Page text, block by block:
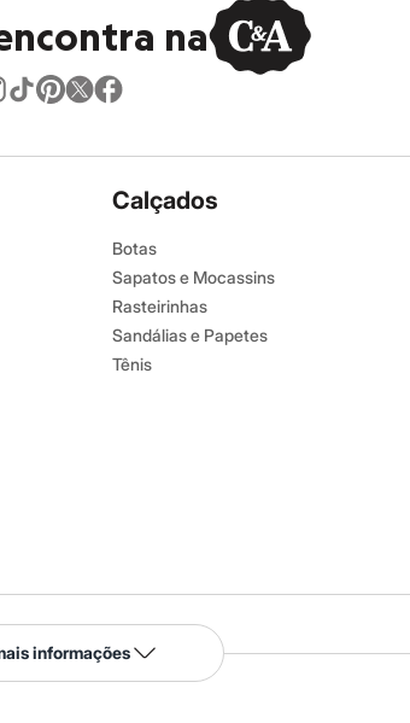
na
Calçados
Botas
Sapatos e Mocassins
Rasteirinhas
Sandálias e Papetes
Tênis
Serviços
Tipos de serviços
informações